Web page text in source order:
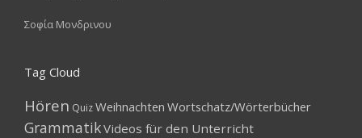
Σοφία Μονδρινου
Tag Cloud
Hören QuizWeihnachten Wortschatz/Wörterbücher
GrammatikVideos für den Unterricht